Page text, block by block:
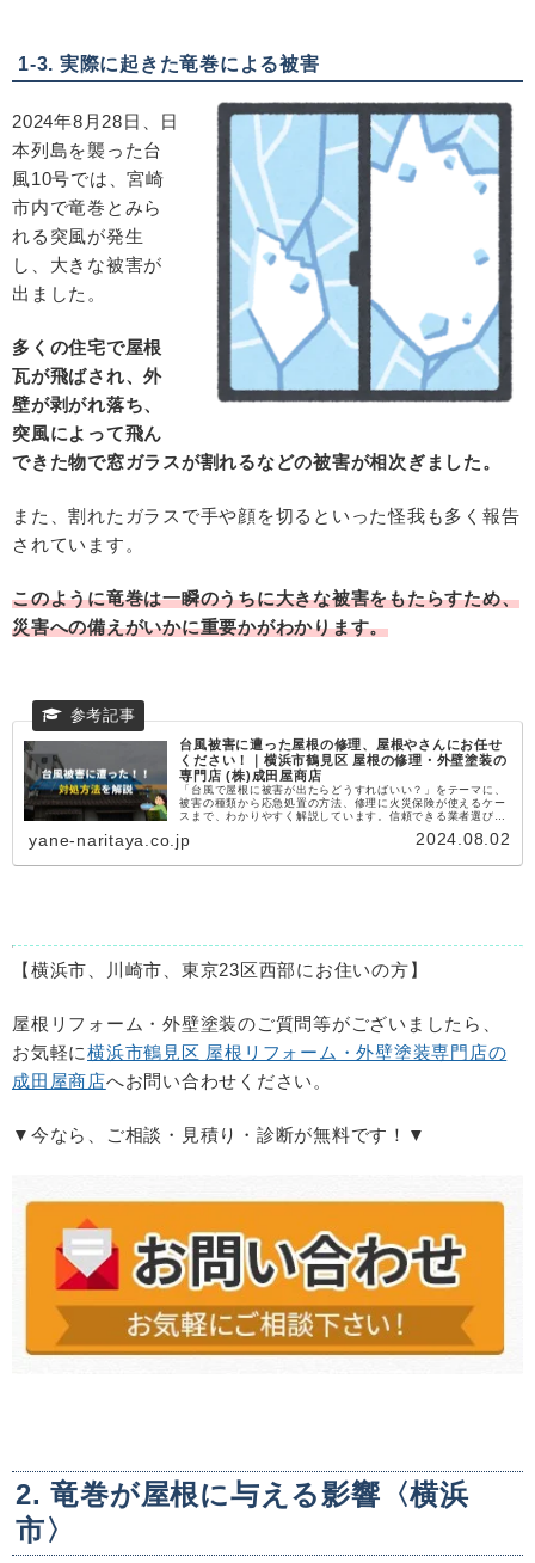
1-3. 実際に起きた竜巻による被害
2024年8 月 28日、日
本列島を襲った台
風10号では、宮崎
市内で竜巻とみら
れる突風が発生
し、大きな被害が
出ました。
多くの住宅で屋根
瓦が飛ばされ、外
壁が剥がれ落ち、
突風によって飛ん
できた物で窓ガラスが割れるなどの被害が相次ぎました。
また、割れたガラスで手や顔を切るといった怪我も多く報告
されています。
このように竜巻は一瞬のうちに大きな被害をもたらすため、
災害への備えがいかに重要かがわかります。
台風被害に遭った屋根の修理、屋根やさんにお任せ
ください！｜横浜市鶴見区 屋根の修理・外壁塗装の
専門店 (株)成田屋商店
「台風で屋根に被害が出たらどうすればいい？」をテーマに、
被害の種類から応急処置の方法、修理に火災保険が使えるケー
スまで、わかりやすく解説しています。信頼できる業者選びの
介。横浜市、川崎市、東京23区西部にお住まいの方必見の情報
して対応できるように、ぜひご一読ください！
yane-naritaya.co.jp 2024.08.02
【横浜市、川崎市、東京23区西部にお住いの方】
屋根リフォーム・外壁塗装のご質問等がございましたら、
お気軽に横浜市鶴見区 屋根リフォーム・外壁塗装専門店の
成田屋商店へお問い合わせください。
▼今なら、ご相談・見積り・診断が無料です！▼
2. 竜巻が屋根に与える影響〈横浜
市〉